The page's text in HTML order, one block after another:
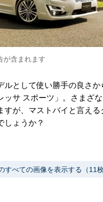
が含まれます
ルとして使い勝手の良さか
ッサ スポーツ」。さまざ
すが、マストバイと言え
しょうか？
すべての画像を表示する（11枚